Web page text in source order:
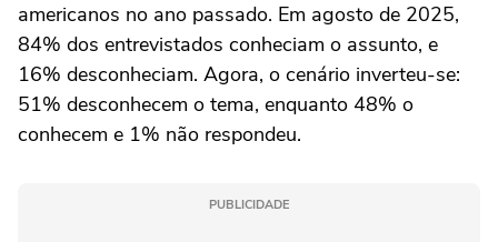
americanos no ano passado. Em agosto de 2025,
84% dos entrevistados conheciam o assunto, e
16% desconheciam. Agora, o cenário inverteu-se:
51% desconhecem o tema, enquanto 48% o
conhecem e 1% não respondeu.
PUBLICIDADE